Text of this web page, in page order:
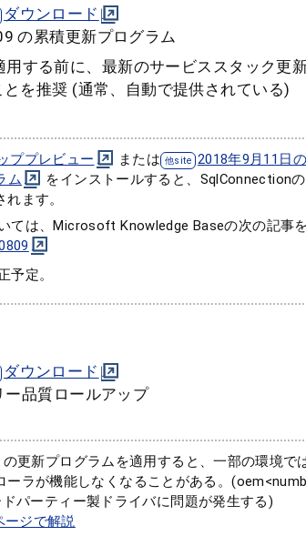
ダウンロード
の累積更新プログラム
する前に、最新のサービススタック更
とを推奨 (通常、自動で提供されている)
ププレビュー または
2018年9月11日
ム
をインストールすると、SqlConnection
ます。
ては、Microsoft Knowledge Baseの次の記事
予定。
ダウンロード
品質ロールアップ
の更新プログラムを適用すると、一部の環境で
ーラが機能しなくなることがある。
パーティー製ドライバに問題が発生する)
ージで解説